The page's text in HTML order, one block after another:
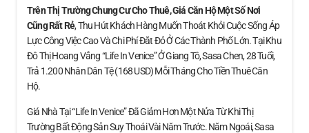
Trên Thị Trường Chung Cư Cho Thuê, Giá Căn HộMột Số Nơi
Cũng Rất Rẻ, Thu Hút Khách Hàng Muốn Thoát Khỏi Cuộc Sống Áp
Lực Công Việc Cao Và Chi Phí Đắt Đỏ Ở Các Thành Phố Lớn. Tại Khu
Đô Thị Hoang Vắng “Life In Venice” Ở Giang Tô, Sasa Chen, 28 Tuổi,
Trả 1.200 Nhân Dân Tệ (168 USD) Mỗi Tháng Cho Tiền Thuê Căn
Hộ.
Giá Nhà Tại “Life In Venice” Đã Giảm Hơn Một Nửa Từ Khi Thị
Trường Bất Động Sản Suy Thoái Vài Năm Trước. Năm Ngoái, Sasa